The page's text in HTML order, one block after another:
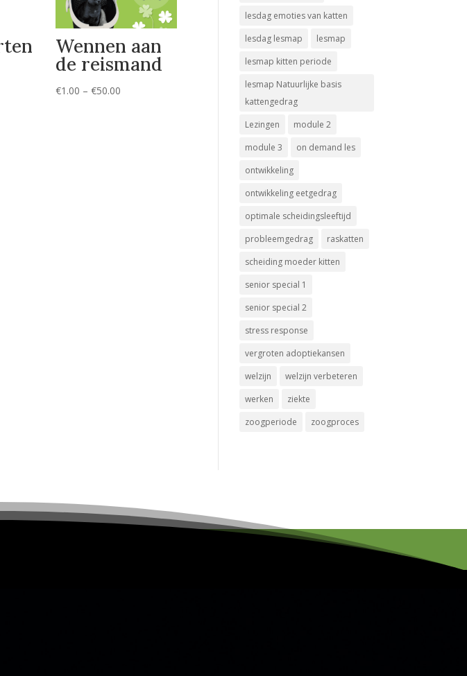
Wennen aan
de reismand
€1.00 – €50.00Prijsklasse:
lesdag emoties van katten
lesdag lesmap
lesmap
lesmap kitten periode
lesmap Natuurlijke basis
kattengedrag
Lezingen
module 2
module 3
on demand les
ontwikkeling
ontwikkeling eetgedrag
optimale scheidingsleeftijd
probleemgedrag
raskatten
scheiding moeder kitten
senior special 1
senior special 2
stress response
vergroten adoptiekansen
welzijn
welzijn verbeteren
werken
ziekte
zoogperiode
zoogproces